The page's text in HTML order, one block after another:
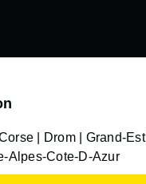
Drom Grand-Est
Alpes-Cote-D-Azur